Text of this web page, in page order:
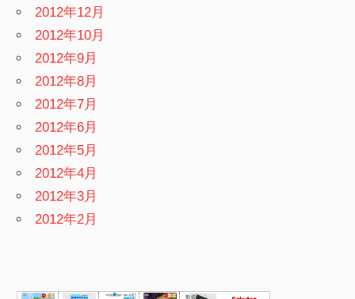
2012年12月
2012年10月
2012年9月
2012年8月
2012年7月
2012年6月
2012年5月
2012年4月
2012年3月
2012年2月